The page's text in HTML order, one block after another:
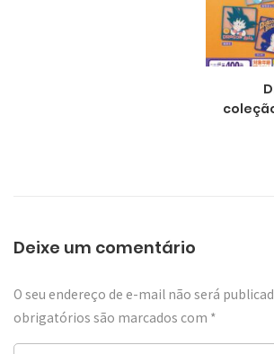
Deixe um comentário
O seu endereço de e-mail não será
obrigatórios são marcados com *